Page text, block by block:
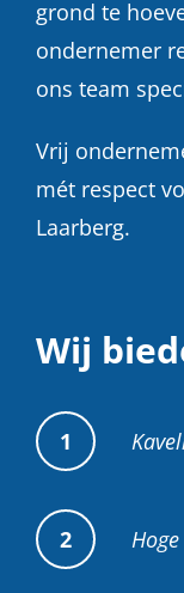
grond te
ondernemer
ons team
Vrij
mét respect
Laarberg.
Wij
1
2